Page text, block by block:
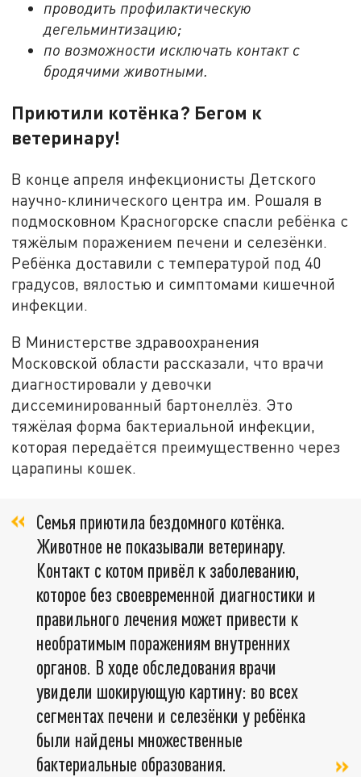
проводить профилактическую
дегельминтизацию;
по возможности исключать контакт с
бродячими животными.
Приютили котёнка? Бегом к
ветеринару!
В конце апреля инфекционисты Детского
научно-клинического центра им. Рошаля в
подмосковном Красногорске спасли ребёнка с
тяжёлым поражением печени и селезёнки.
Ребёнка доставили с температурой под 40
градусов, вялостью и симптомами кишечной
инфекции.
В Министерстве здравоохранения
Московской области рассказали, что врачи
диагностировали у девочки
диссеминированный бартонеллёз. Это
тяжёлая форма бактериальной инфекции,
которая передаётся преимущественно через
царапины кошек.
Семья приютила бездомного котёнка.
Животное не показывали ветеринару.
Контакт с котом привёл к заболеванию,
которое без своевременной диагностики и
правильного лечения может привести к
необратимым поражениям внутренних
органов. В ходе обследования врачи
увидели шокирующую картину: во всех
сегментах печени и селезёнки у ребёнка
были найдены множественные
бактериальные образования.